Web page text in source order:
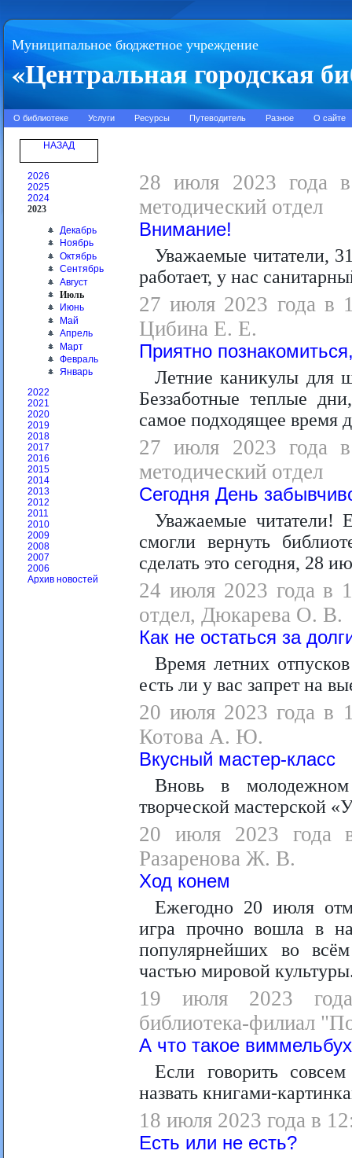
Муниципальное бюджетное учреждение
«Центральная городская
О библиотеке Услуги Ресурсы Путеводитель Разное О сайте
НАЗАД
2026
2025
2024
2023
Декабрь
Ноябрь
Октябрь
Сентябрь
Август
Июль
Июнь
Май
Апрель
Март
Февраль
Январь
2022
2021
2020
2019
2018
2017
2016
2015
2014
2013
2012
2011
2010
2009
2008
2007
2006
Архив новостей
28 июля 2023 года в
методический отдел
Внимание!
Уважаемые читатели,
работает, у нас
27 июля 2023 года в
Цибина Е. Е.
Приятно
Летние каникулы для
Беззаботные теплые
самое подходящее время
27 июля 2023 года в
методический отдел
Сегодня День
Уважаемые читатели!
смогли вернуть
сделать это сегодня, 28
24 июля 2023 года в
отдел, Дюкарева О. В.
Как не остаться за
Время летних
есть ли у вас запрет на
20 июля 2023 года в
Котова А. Ю.
Вкусный мастер-класс
Вновь в
творческой мастерской
20 июля 2023 года
Разаренова Ж. В.
Ход конем
Ежегодно 20 июля
игра прочно вошла в
популярнейших во
частью мировой
19 июля 2023
библиотека-филиал
А что такое
Если говорить
назвать книгами-
18 июля 2023 года в
Есть или не есть?